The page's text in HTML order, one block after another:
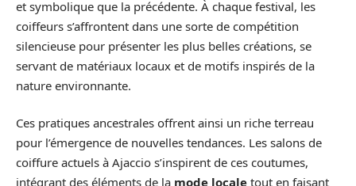
et symbolique que la précédente. À chaque festival, les
coiffeurs s’affrontent dans une sorte de compétition
silencieuse pour présenter les plus belles créations, se
servant de matériaux locaux et de motifs inspirés de la
nature environnante.
Ces pratiques ancestrales offrent ainsi un riche terreau
pour l’émergence de nouvelles tendances. Les salons de
coiffure actuels à Ajaccio s’inspirent de ces coutumes,
intégrant des éléments de la mode locale tout en faisant